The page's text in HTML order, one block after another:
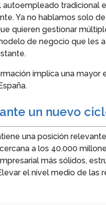
autoempleado tradicional
Ya no hablamos solo
quieren gestionar
de negocio que les
implica una
un nuevo
una posición
a los 40.000
más sólidos,
el nivel medio de las